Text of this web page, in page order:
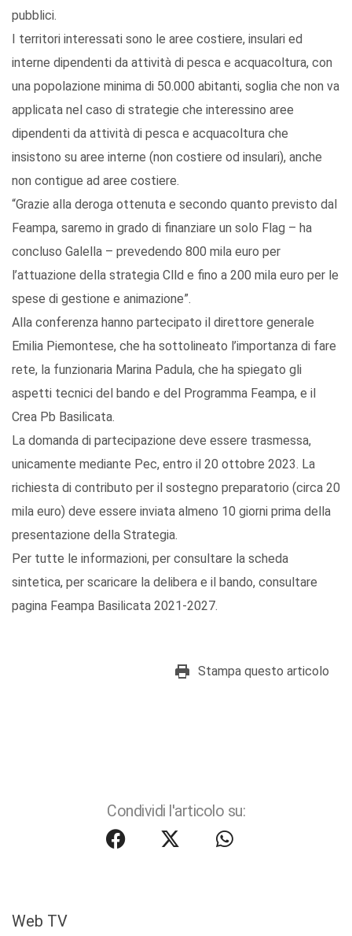
pubblici.
I territori interessati sono le aree costiere, insulari ed
interne dipendenti da attività di pesca e acquacoltura, con
una popolazione minima di 50.000 abitanti, soglia che non va
applicata nel caso di strategie che interessino aree
dipendenti da attività di pesca e acquacoltura che
insistono su aree interne (non costiere od insulari), anche
non contigue ad aree costiere.
“Grazie alla deroga ottenuta e secondo quanto previsto dal
Feampa, saremo in grado di finanziare un solo Flag – ha
concluso Galella – prevedendo 800 mila euro per
l’attuazione della strategia Clld e fino a 200 mila euro per le
spese di gestione e animazione”.
Alla conferenza hanno partecipato il direttore generale
Emilia Piemontese, che ha sottolineato l’importanza di fare
rete, la funzionaria Marina Padula, che ha spiegato gli
aspetti tecnici del bando e del Programma Feampa, e il
Crea Pb Basilicata.
La domanda di partecipazione deve essere trasmessa,
unicamente mediante Pec, entro il 20 ottobre 2023. La
richiesta di contributo per il sostegno preparatorio (circa 20
mila euro) deve essere inviata almeno 10 giorni prima della
presentazione della Strategia.
Per tutte le informazioni, per consultare la scheda
sintetica, per scaricare la delibera e il bando, consultare
pagina Feampa Basilicata 2021-2027.
Stampa questo articolo
Condividi l'articolo su:
Web TV